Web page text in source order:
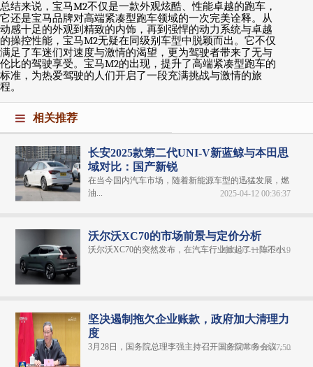
总结来说，宝马M2不仅是一款外观炫酷、性能卓越的跑车，
它还是宝马品牌对高端紧凑型跑车领域的一次完美诠释。从
动感十足的外观到精致的内饰，再到强悍的动力系统与卓越
的操控性能，宝马M2无疑在同级别车型中脱颖而出。它不仅
满足了车迷们对速度与激情的渴望，更为驾驶者带来了无与
伦比的驾驶享受。宝马M2的出现，提升了高端紧凑型跑车的
标准，为热爱驾驶的人们开启了一段充满挑战与激情的旅
程。
相关推荐
长安2025款第二代UNI-V新蓝鲸与本田思
域对比：国产新锐
在当今国内汽车市场，随着新能源车型的迅猛发展，燃
油...
2025-04-12 00:36:37
沃尔沃XC70的市场前景与定价分析
沃尔沃XC70的突然发布，在汽车行业掀起了一阵不小...
2025-05-11 16:20:19
坚决遏制拖欠企业账款，政府加大清理力
度
3月28日，国务院总理李强主持召开国务院常务会议，...
2025-04-03 16:57:50